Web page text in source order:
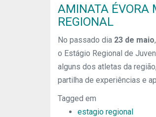
AMINATA ÉVORA
REGIONAL
No passado dia 23 de maio
o Estágio Regional de
alguns dos atletas da
partilha de experiências e
Tagged em
estagio regional